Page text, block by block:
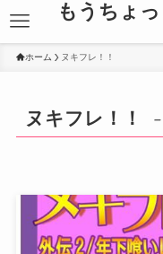
もうちょ
ホーム ヌキフレ！！
ヌキフレ！！